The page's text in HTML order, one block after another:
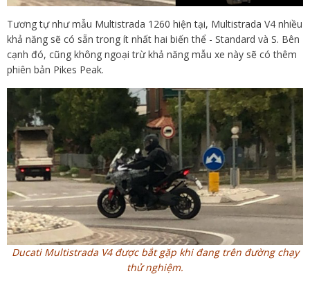
Tương tự như mẫu Multistrada 1260 hiện tại, Multistrada V4 nhiều
khả năng sẽ có sẵn trong ít nhất hai biến thể - Standard và S. Bên
cạnh đó, cũng không ngoại trừ khả năng mẫu xe này sẽ có thêm
phiên bản Pikes Peak.
Ducati Multistrada V4 được bắt gặp khi đang trên đường chạy
thử nghiệm.